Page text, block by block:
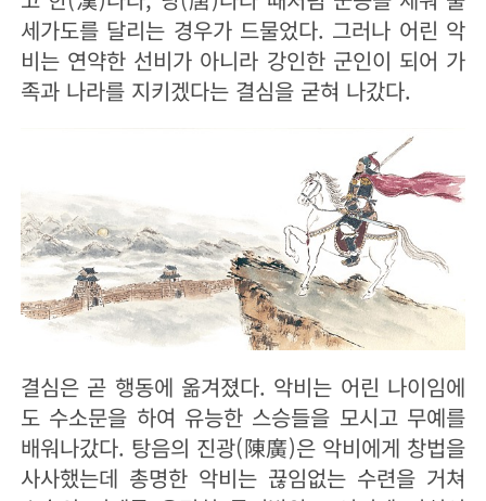
세가도를 달리는 경우가 드물었다. 그러나 어린 악
비는 연약한 선비가 아니라 강인한 군인이 되어 가
족과 나라를 지키겠다는 결심을 굳혀 나갔다.
결심은 곧 행동에 옮겨졌다. 악비는 어린 나이임에
도 수소문을 하여 유능한 스승들을 모시고 무예를
배워나갔다. 탕음의 진광(陳廣)은 악비에게 창법을
사사했는데 총명한 악비는 끊임없는 수련을 거쳐